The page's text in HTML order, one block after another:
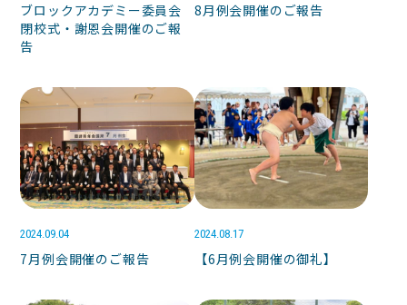
ブロックアカデミー委員会
閉校式・謝恩会開催のご報
告
8月例会開催のご報告
2024.09.04
7月例会開催のご報告
2024.08.17
【6月例会開催の御礼】